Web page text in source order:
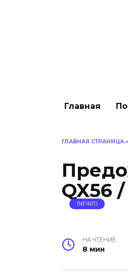
Главная
ГЛАВНАЯ СТРАНИЦА »
QX56
INFINITI
НА ЧТЕНИЕ
8 мин